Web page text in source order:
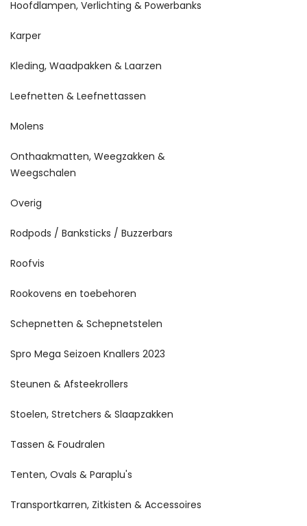
Hoofdlampen, Verlichting & Powerbanks
Karper
Kleding, Waadpakken & Laarzen
Leefnetten & Leefnettassen
Molens
Onthaakmatten, Weegzakken &
Weegschalen
Overig
Rodpods / Banksticks / Buzzerbars
Roofvis
Rookovens en toebehoren
Schepnetten & Schepnetstelen
Spro Mega Seizoen Knallers 2023
Steunen & Afsteekrollers
Stoelen, Stretchers & Slaapzakken
Tassen & Foudralen
Tenten, Ovals & Paraplu's
Transportkarren, Zitkisten & Accessoires